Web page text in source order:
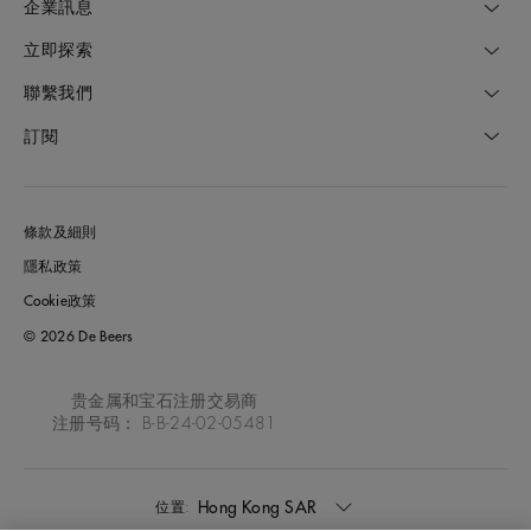
企業訊息
立即探索
聯繫我們
訂閱
條款及細則
隱私政策
Cookie政策
© 2026 De Beers
贵金属和宝石注册交易商
注册号码： B-B-24-02-05481
位置: Hong Kong SAR